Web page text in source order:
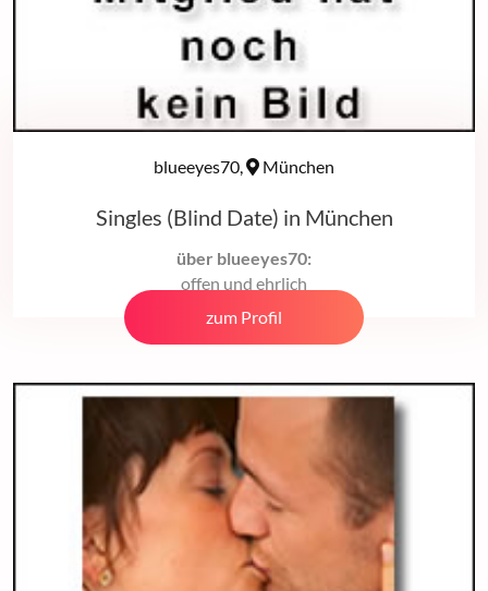
blueeyes70, München
Singles (Blind Date) in München
über blueeyes70:
offen und ehrlich
zum Profil